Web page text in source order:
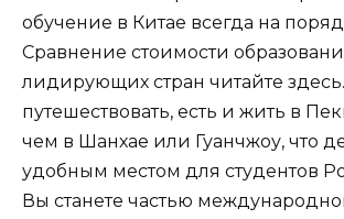
обучение в Китае всегда на
Сравнение стоимости
лидирующих стран читайте
путешествовать, есть и жить в
чем в Шанхае или Гуанчжоу, что
удобным местом для студентов
Вы станете частью